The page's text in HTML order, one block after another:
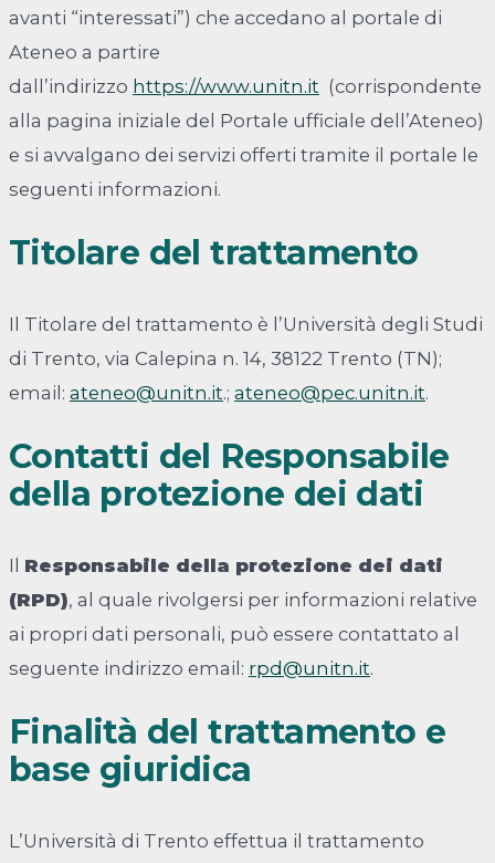
avanti “interessati”) che accedano al portale di
Ateneo a partire
dall’indirizzo https://www.unitn.it (corrispondente
alla pagina iniziale del Portale ufficiale dell’Ateneo)
e si avvalgano dei servizi offerti tramite il portale le
seguenti informazioni.
Titolare del trattamento
Il Titolare del trattamento è l’Università degli Studi
di Trento, via Calepina n. 14, 38122 Trento (TN);
email: ateneo@unitn.it.; ateneo@pec.unitn.it.
Contatti del Responsabile
della protezione dei dati
Il Responsabile della protezione dei dati
(RPD), al quale rivolgersi per informazioni relative
ai propri dati personali, può essere contattato al
seguente indirizzo email: rpd@unitn.it.
Finalità del trattamento e
base giuridica
L’Università di Trento effettua il trattamento